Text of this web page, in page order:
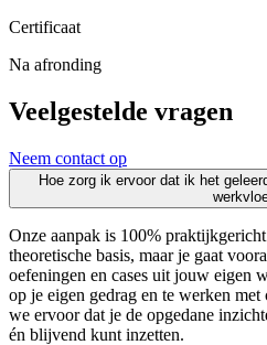
Certificaat
Na afronding
Veelgestelde vragen
Neem contact op
Hoe zorg ik ervoor dat ik het
Onze aanpak is 100%
theoretische basis, maar je gaat
oefeningen en cases uit jouw eigen
op je eigen gedrag en te werken
we ervoor dat je de opgedane
én blijvend kunt inzetten.